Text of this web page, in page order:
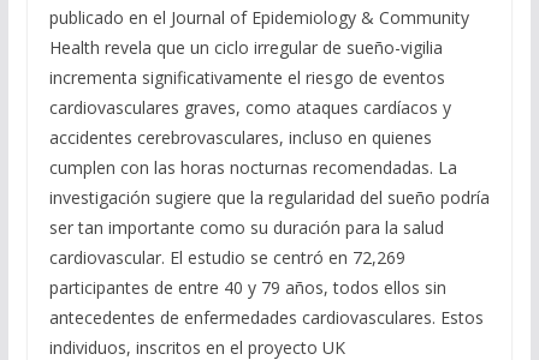
publicado en el Journal of Epidemiology & Community
Health revela que un ciclo irregular de sueño-vigilia
incrementa significativamente el riesgo de eventos
cardiovasculares graves, como ataques cardíacos y
accidentes cerebrovasculares, incluso en quienes
cumplen con las horas nocturnas recomendadas. La
investigación sugiere que la regularidad del sueño podría
ser tan importante como su duración para la salud
cardiovascular. El estudio se centró en 72,269
participantes de entre 40 y 79 años, todos ellos sin
antecedentes de enfermedades cardiovasculares. Estos
individuos, inscritos en el proyecto UK